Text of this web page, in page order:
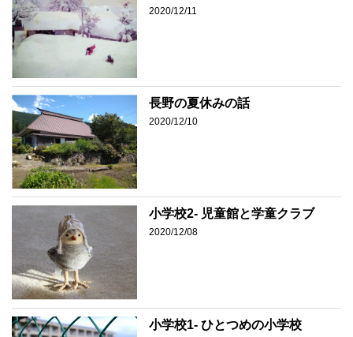
2020/12/11
長野の夏休みの話
2020/12/10
小学校2- 児童館と学童クラブ
2020/12/08
小学校1- ひとつめの小学校